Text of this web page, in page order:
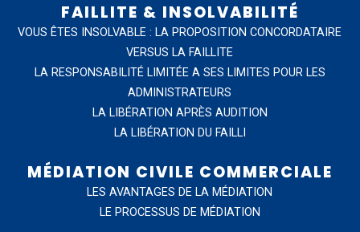
FAILLITE & INSOLVABILITÉ
VOUS ÊTES INSOLVABLE : LA PROPOSITION CONCORDATAIRE
VERSUS LA FAILLITE
LA RESPONSABILITÉ LIMITÉE A SES LIMITES POUR LES
ADMINISTRATEURS
LA LIBÉRATION APRÈS AUDITION
LA LIBÉRATION DU FAILLI
MÉDIATION CIVILE COMMERCIALE
LES AVANTAGES DE LA MÉDIATION
LE PROCESSUS DE MÉDIATION